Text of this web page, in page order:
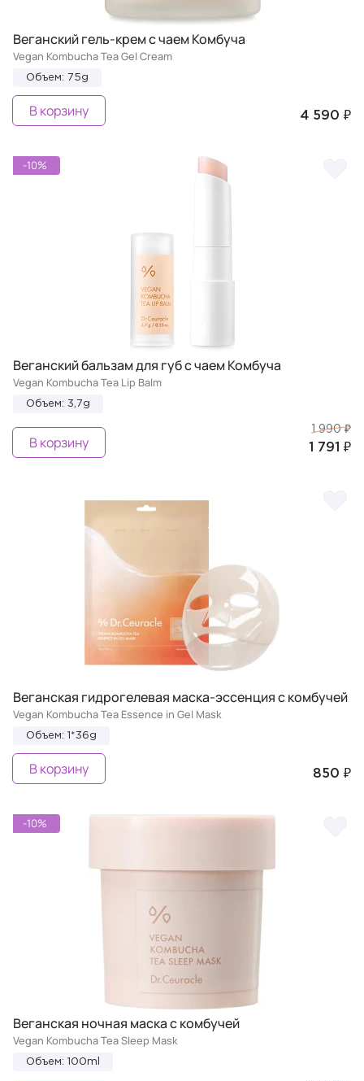
Веганский гель-крем с чаем Комбуча
Vegan Kombucha Tea Gel Cream
Объем: 75g
4 590 ₽
В корзину
-10%
Веганский бальзам для губ с чаем Комбуча
Vegan Kombucha Tea Lip Balm
Объем: 3,7g
1 990 ₽
1 791 ₽
В корзину
Веганская гидрогелевая маска-эссенция с комбучей
Vegan Kombucha Tea Essence in Gel Mask
Объем: 1*36g
850 ₽
В корзину
-10%
Веганская ночная маска с комбучей
Vegan Kombucha Tea Sleep Mask
Объем: 100ml